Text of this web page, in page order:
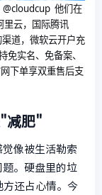
@cloudcup 他们在
里云，国际腾讯
道，微软云开户充
实名、免备案、
下单享双重售后支
减肥"
像被生活勒索
。硬盘里的垃
还占心情。今